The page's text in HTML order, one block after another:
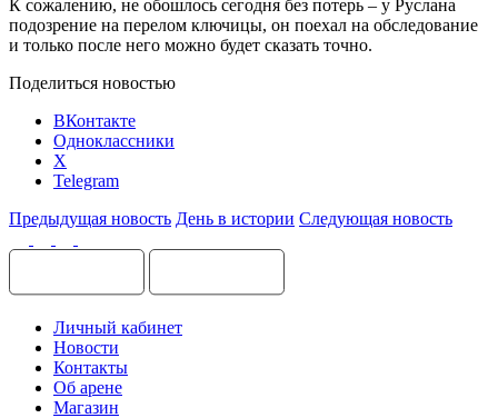
К сожалению, не обошлось сегодня без потерь – у Руслана
подозрение на перелом ключицы, он поехал на обследование
и только после него можно будет сказать точно.
Поделиться новостью
ВКонтакте
Одноклассники
X
Telegram
Предыдущая новость День в истории Следующая новость
Личный кабинет
Новости
Контакты
Об арене
Магазин